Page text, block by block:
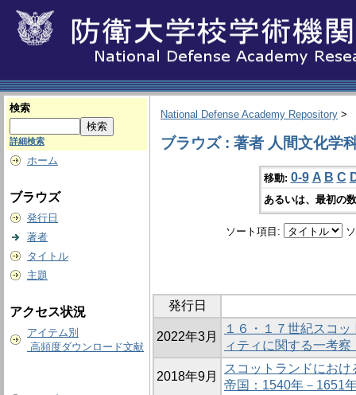
検索
詳細検索
ホーム
ブラウズ
発行日
著者
タイトル
主題
アクセス状況
アイテム別
高頻度ダウンロード文献
National Defense Academy Repository >
ブラウズ : 著者 人間文化学
移動: 0-9 A B C
あるいは、最初の
ソート項目:
発行日
2022年3月
１６・１７世紀スコ
ィティに関する一考
2018年9月
スコットランドにお
帝国：1540年－1651